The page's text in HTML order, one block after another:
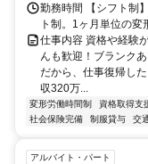
勤務時間 【シフト制
ト制。1ヶ月単位の変
仕事内容 資格や経験
んも歓迎！ブランク
だから、仕事復帰し
収320万...
変形労働時間制 資格取得支
社会保険完備
制服貸与 交
アルバイト・パート